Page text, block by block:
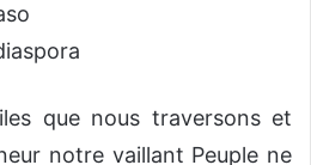
que nous traversons et
notre vaillant Peuple ne